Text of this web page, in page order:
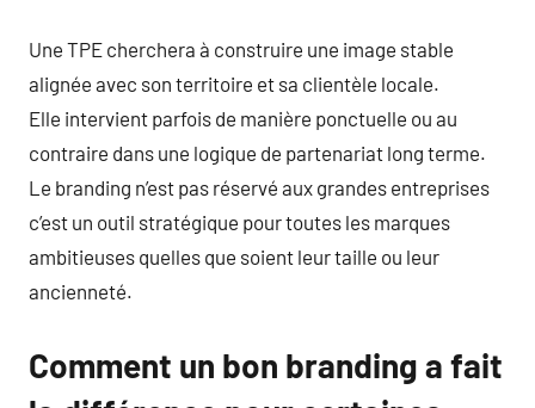
Une TPE cherchera à construire une image stable
alignée avec son territoire et sa clientèle locale.
Elle intervient parfois de manière ponctuelle ou au
contraire dans une logique de partenariat long terme.
Le branding n’est pas réservé aux grandes entreprises
c’est un outil stratégique pour toutes les marques
ambitieuses quelles que soient leur taille ou leur
ancienneté.
Comment un bon branding a fait